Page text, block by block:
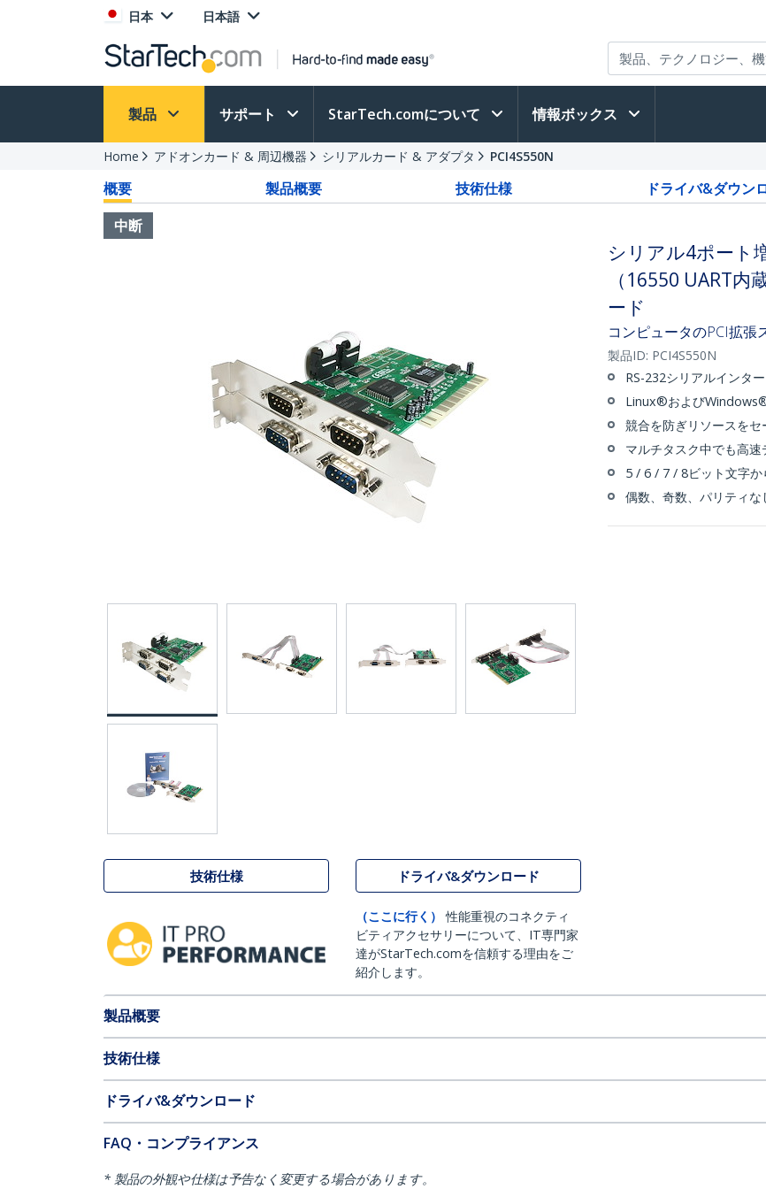
日本 日本語
製品 サポート StarTech.comについて 情報ボックス
Home アドオンカード & 周辺機器 シリアルカード & アダプタ PCI4S550N
概要 製品概要 技術仕様 ドライバ&ダウン
中断
技術仕様 ドライバ&ダウンロード
（ここに行く）
性能重視のコネクティ
ビティアクセサリーについて、IT専門家
達がStarTech.comを信頼する理由をご
紹介します。
シリアル4ポート
（16550 UART内
ード
コンピュータのPCI拡張
製品ID: PCI4S550N
RS-232シリアルインタ
Linux®および
競合を防ぎリソースをセ
マルチタスク中でも高
5 / 6 / 7 / 8ビット文字か
偶数、奇数、パリティ
製品概要
技術仕様
ドライバ&ダウンロード
FAQ・コンプライアンス
* 製品の外観や仕様は予告なく変更する場合があります。